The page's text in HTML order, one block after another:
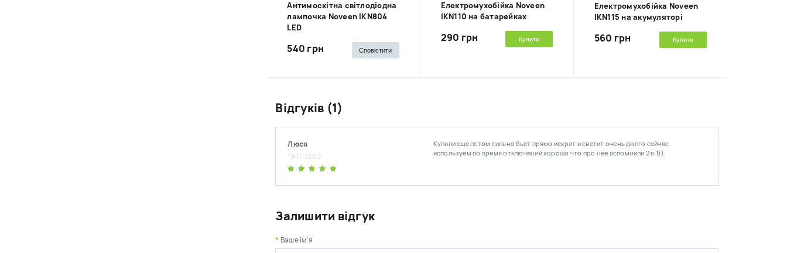
Антимоскітна світлодіодна
лампочка Noveen IKN804
LED
540 грн Сповістити
Електромухобійка Noveen
IKN110 на батарейках
290 грн Купити
Електромухобійка Noveen
IKN115 на акумуляторі
560 грн Купити
Відгуків (1)
Люся
18.11.2022
Купили еще летом сильно бьет прямо искрит и светит очень долго сейчас
используем во время отключений хорошо что про нее вспомнили 2 в 1))
Залишити відгук
Ваше ім'я